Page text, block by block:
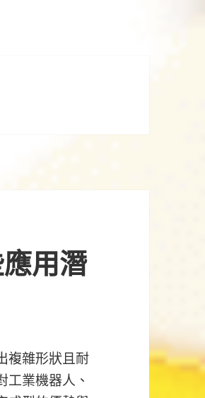
用潛
複雜形狀且耐
業機器人、